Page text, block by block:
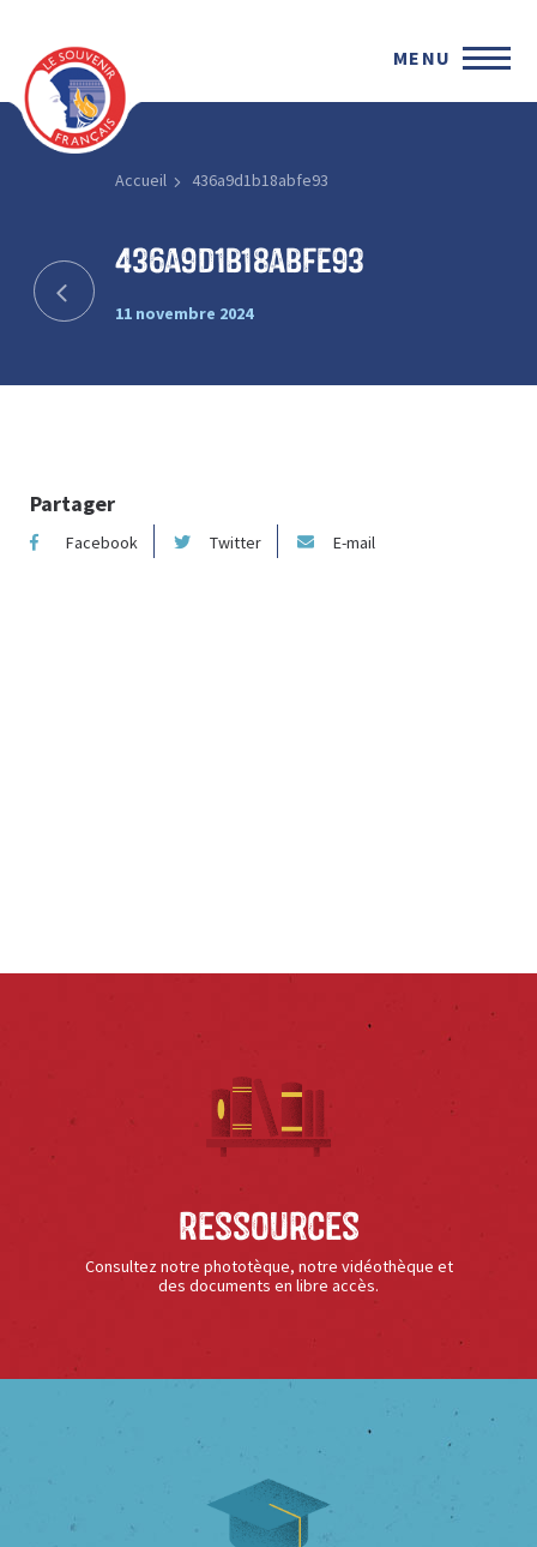
MENU
Accueil 436a9d1b18abfe93
436a9d1b18abfe93
11 novembre 2024
Partager
Facebook Twitter E-mail
Ressources
Consultez notre phototèque, notre vidéothèque et
des documents en libre accès.